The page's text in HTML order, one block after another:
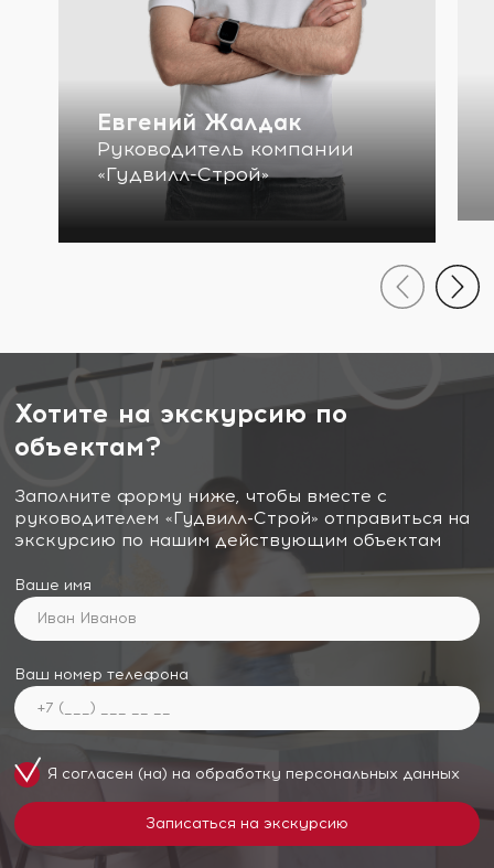
Евгений Жалдак
Руководитель компании
«Гудвилл-Строй»
Хотите на экскурсию по
объектам?
Заполните форму ниже, чтобы вместе с
руководителем «Гудвилл-Строй» отправиться на
экскурсию по нашим действующим объектам
Ваше имя
Ваш номер телефона
Я согласен (на) на обработку персональных данных